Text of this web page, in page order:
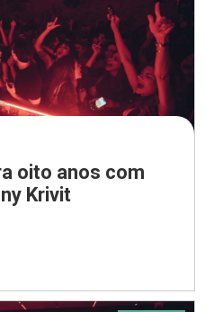
oito anos com
Krivit